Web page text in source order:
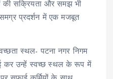
की सक्रियता और समझ भी
प्रदर्शन में एक मजबूत
स्थल- पटना नगर निगम
कर उन्हें स्वच्छ स्थल के रूप में